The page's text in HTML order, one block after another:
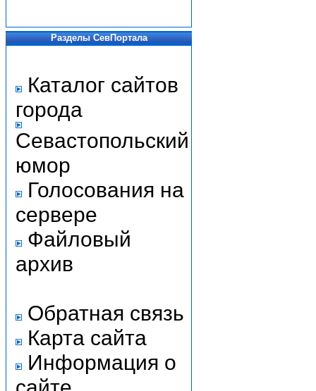
Разделы СевПортала
Каталог сайтов
города
Севастопольский
юмор
Голосования на
сервере
Файловый
архив
Обратная связь
Карта сайта
Информация о